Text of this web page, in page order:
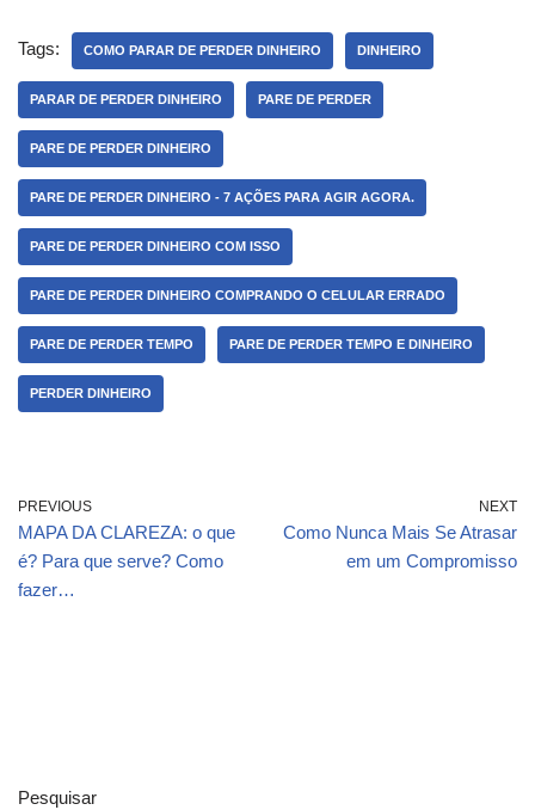
Tags: COMO PARAR DE PERDER DINHEIRO DINHEIRO
PARAR DE PERDER DINHEIRO PARE DE PERDER
PARE DE PERDER DINHEIRO
PARE DE PERDER DINHEIRO - 7 AÇÕES PARA AGIR AGORA.
PARE DE PERDER DINHEIRO COM ISSO
PARE DE PERDER DINHEIRO COMPRANDO O CELULAR ERRADO
PARE DE PERDER TEMPO PARE DE PERDER TEMPO E DINHEIRO
PERDER DINHEIRO
PREVIOUS
MAPA DA CLAREZA: o que
é? Para que serve? Como
fazer…
NEXT
Como Nunca Mais Se Atrasar
em um Compromisso
Pesquisar